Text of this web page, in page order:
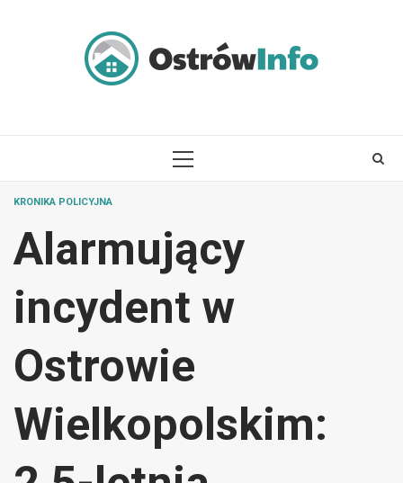
PRIMARY
KRONIKA POLICYJNA
Alarmujący
incydent w
Ostrowie
Wielkopolskim: